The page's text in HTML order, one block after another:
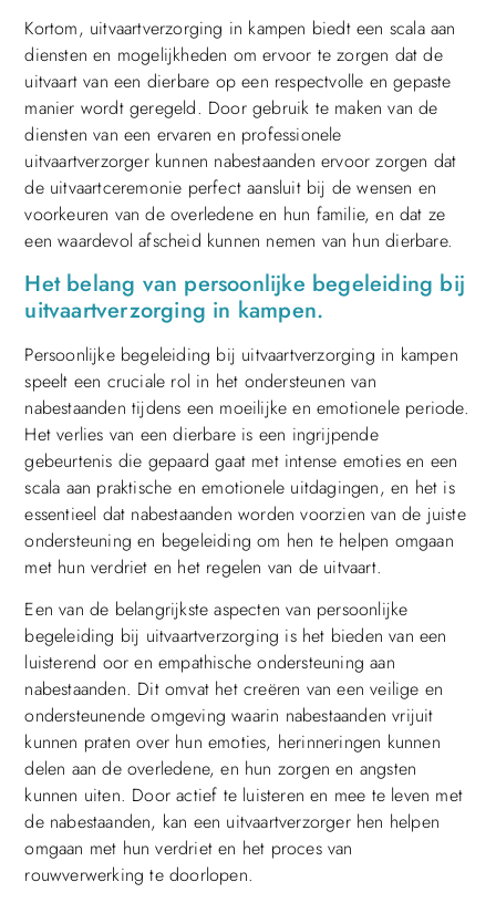
Kortom, uitvaartverzorging in kampen biedt een scala aan
diensten en mogelijkheden om ervoor te zorgen dat de
uitvaart van een dierbare op een respectvolle en gepaste
manier wordt geregeld. Door gebruik te maken van de
diensten van een ervaren en professionele
uitvaartverzorger kunnen nabestaanden ervoor zorgen dat
de uitvaartceremonie perfect aansluit bij de wensen en
voorkeuren van de overledene en hun familie, en dat ze
een waardevol afscheid kunnen nemen van hun dierbare.
Het belang van persoonlijke begeleiding bij
uitvaartverzorging in kampen.
Persoonlijke begeleiding bij uitvaartverzorging in kampen
speelt een cruciale rol in het ondersteunen van
nabestaanden tijdens een moeilijke en emotionele periode.
Het verlies van een dierbare is een ingrijpende
gebeurtenis die gepaard gaat met intense emoties en een
scala aan praktische en emotionele uitdagingen, en het is
essentieel dat nabestaanden worden voorzien van de juiste
ondersteuning en begeleiding om hen te helpen omgaan
met hun verdriet en het regelen van de uitvaart.
Een van de belangrijkste aspecten van persoonlijke
begeleiding bij uitvaartverzorging is het bieden van een
luisterend oor en empathische ondersteuning aan
nabestaanden. Dit omvat het creëren van een veilige en
ondersteunende omgeving waarin nabestaanden vrijuit
kunnen praten over hun emoties, herinneringen kunnen
delen aan de overledene, en hun zorgen en angsten
kunnen uiten. Door actief te luisteren en mee te leven met
de nabestaanden, kan een uitvaartverzorger hen helpen
omgaan met hun verdriet en het proces van
rouwverwerking te doorlopen.